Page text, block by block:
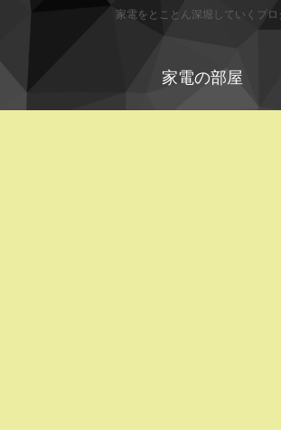
家電をとことん深堀していくブロ
家電の部屋